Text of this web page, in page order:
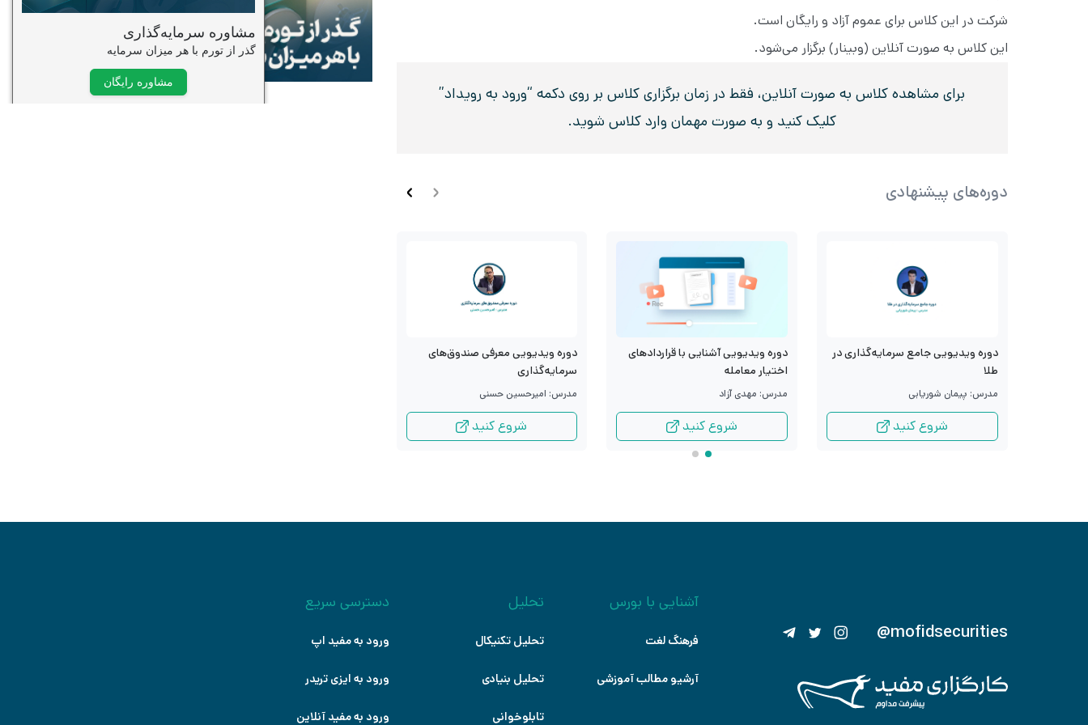
شرکت در این کلاس برای عموم آزاد و رایگان است.
این کلاس به صورت آنلاین (وبینار) برگزار می‌شود.
برای مشاهده کلاس به صورت آنلاین، فقط در زمان برگزاری کلاس بر روی دکمه “ورود به رویداد”
کلیک کنید و به صورت مهمان وارد کلاس شوید.
دوره‌های پیشنهادی
دوره ویدیویی جامع سرمایه‌گذاری در
طلا
مدرس: پیمان شوریابی
شروع کنید
دوره ویدیویی آشنایی با قراردادهای
اختیار معامله
مدرس: مهدی آزاد
شروع کنید
دوره ویدیویی معرفی صندوق‌های
سرمایه‌گذاری
مدرس: امیرحسین حسنی
شروع کنید
@mofidsecurities
آشنایی با بورس
فرهنگ لغت
آرشیو مطالب آموزشی
تحلیل
تحلیل تکنیکال
تحلیل بنیادی
تابلوخوانی
دسترسی سریع
ورود به مفید اپ
ورود به ایزی تریدر
ورود به مفید آنلاین